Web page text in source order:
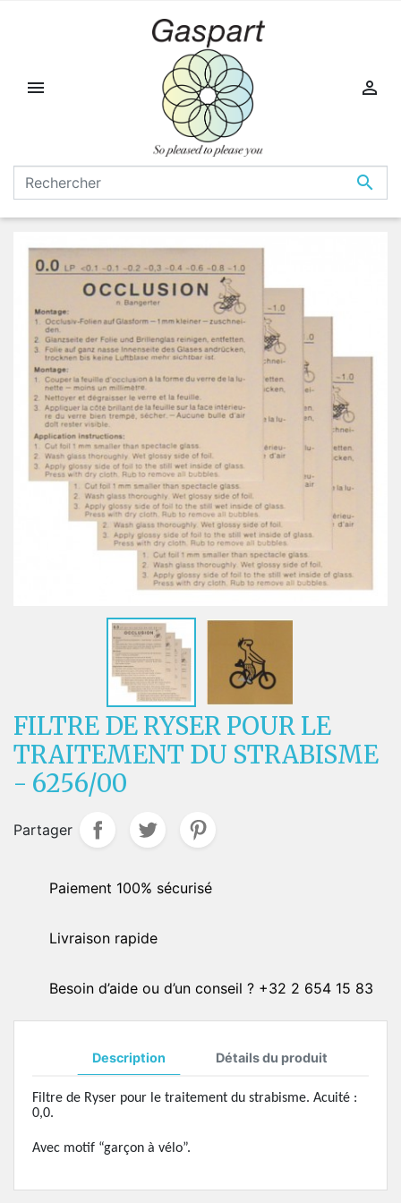



FILTRE DE RYSER POUR LE
TRAITEMENT DU STRABISME
- 6256/00
Partager
Paiement 100% sécurisé
Livraison rapide
Besoin d’aide ou d’un conseil ? +32 2 654 15 83
Description Détails du produit
Filtre de Ryser pour le traitement du strabisme. Acuité :
0,0.
Avec motif “garçon à vélo”.